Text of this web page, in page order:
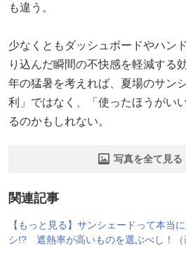
も違う。
少なくともダッシュボードやハン
り込んだ瞬間の不快感を軽減する
年の猛暑を考えれば、夏場のサン
利」ではなく、「使ったほうがい
るのかもしれない。
写真を全て見る
関連記事
【もっと見る】サンシェードって本
シ!? 遮熱率が高いものを選ぶべし！（